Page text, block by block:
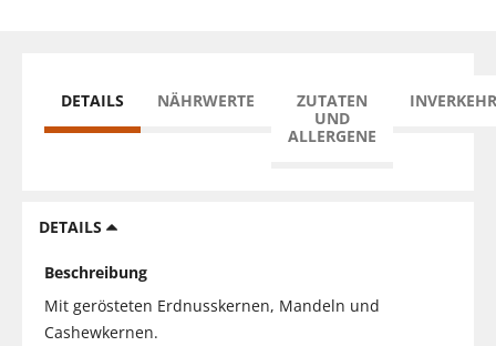
DETAILS NÄHRWERTE
ZUTATEN
UND
ALLERGENE
DETAILS
Beschreibung
Mit gerösteten Erdnusskernen, Mandeln und
Cashewkernen.